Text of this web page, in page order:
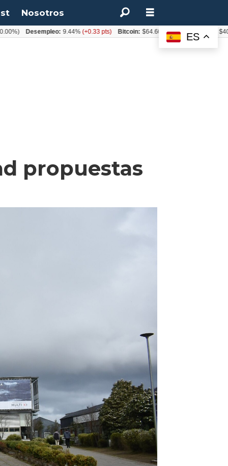
Nosotros
propuestas
ES
Desempleo: 9.44% (+0.33 pts) Bitcoin: $64.600,08(+2.93%)